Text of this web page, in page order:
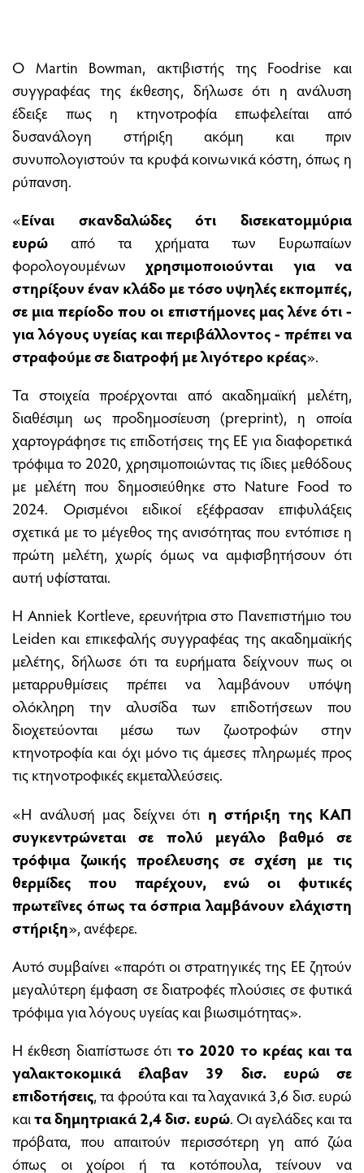
Ο Martin Bowman, ακτιβιστής της Foodrise και
συγγραφέας της έκθεσης, δήλωσε ότι η ανάλυση
έδειξε πως η κτηνοτροφία επωφελείται από
δυσανάλογη στήριξη ακόμη και πριν
συνυπολογιστούν τα κρυφά κοινωνικά κόστη, όπως η
ρύπανση.
«Είναι σκανδαλώδες ότι δισεκατομμύρια
ευρώ από τα χρήματα των Ευρωπαίων
φορολογουμένωνχρησιμοποιούνται για να
στηρίξουν έναν κλάδο με τόσο υψηλές εκπομπές,
σε μια περίοδο που οι επιστήμονες μας λένε ότι -
για λόγους υγείας και περιβάλλοντος - πρέπει να
στραφούμε σε διατροφή με λιγότερο κρέας».
Τα στοιχεία προέρχονται από ακαδημαϊκή μελέτη,
διαθέσιμη ως προδημοσίευση (preprint), η οποία
χαρτογράφησε τις επιδοτήσεις της ΕΕ για διαφορετικά
τρόφιμα το 2020, χρησιμοποιώντας τις ίδιες μεθόδους
με μελέτη που δημοσιεύθηκε στο Nature Food το
2024. Ορισμένοι ειδικοί εξέφρασαν επιφυλάξεις
σχετικά με το μέγεθος της ανισότητας που εντόπισε η
πρώτη μελέτη, χωρίς όμως να αμφισβητήσουν ότι
αυτή υφίσταται.
Η Anniek Kortleve, ερευνήτρια στο Πανεπιστήμιο του
Leiden και επικεφαλής συγγραφέας της ακαδημαϊκής
μελέτης, δήλωσε ότι τα ευρήματα δείχνουν πως οι
μεταρρυθμίσεις πρέπει να λαμβάνουν υπόψη
ολόκληρη την αλυσίδα των επιδοτήσεων που
διοχετεύονται μέσω των ζωοτροφών στην
κτηνοτροφία και όχι μόνο τις άμεσες πληρωμές προς
τις κτηνοτροφικές εκμεταλλεύσεις.
«Η ανάλυσή μας δείχνει ότι η στήριξη της ΚΑΠ
συγκεντρώνεται σε πολύ μεγάλο βαθμό σε
τρόφιμα ζωικής προέλευσης σε σχέση με τις
θερμίδες που παρέχουν, ενώ οι φυτικές
πρωτεΐνες όπως τα όσπρια λαμβάνουν ελάχιστη
στήριξη», ανέφερε.
Αυτό συμβαίνει «παρότι οι στρατηγικές της ΕΕ ζητούν
μεγαλύτερη έμφαση σε διατροφές πλούσιες σε φυτικά
τρόφιμα για λόγους υγείας και βιωσιμότητας».
Η έκθεση διαπίστωσε ότι το 2020 το κρέας και τα
γαλακτοκομικά έλαβαν 39 δισ. ευρώ σε
επιδοτήσεις, τα φρούτα και τα λαχανικά 3,6 δισ. ευρώ
καιτα δημητριακά 2,4 δισ. ευρώ. Οι αγελάδες και τα
πρόβατα, που απαιτούν περισσότερη γη από ζώα
όπως οι χοίροι ή τα κοτόπουλα, τείνουν να